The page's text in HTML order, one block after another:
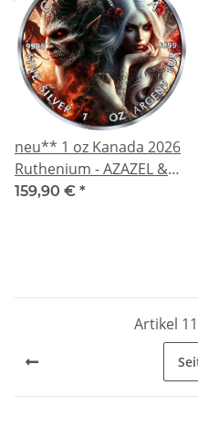
neu** 1 oz Kanada 2026
Ruthenium - AZAZEL &
Der TODESENGEL /
Color - Vorverkauf
159,90 € *
Artikel